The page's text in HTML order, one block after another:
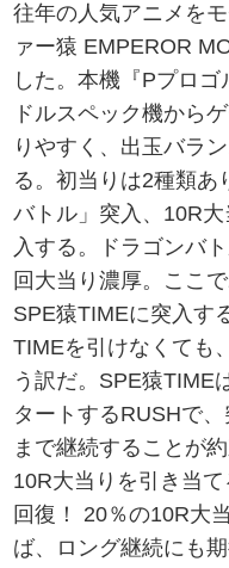
往年の人気アニメを
ァー猿 EMPEROR
した。本機『Pプロゴ
ドルスペック機から
りやすく、出玉バラ
る。初当りは2種類あ
バトル」突入、10R
入する。ドラゴンバ
回大当り濃厚。ここ
SPE猿TIMEに突入す
TIMEを引けなくても
う訳だ。SPE猿TIME
タートするRUSHで
まで継続することが
10R大当りを引き当
回復！ 20％の10R大
ば、ロング継続にも